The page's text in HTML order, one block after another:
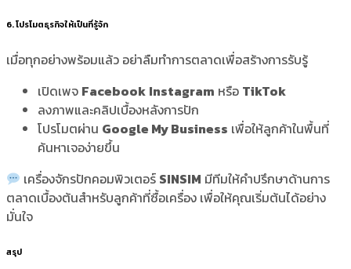
6. โปรโมตธุรกิจให้เป็นที่รู้จัก
เมื่อทุกอย่างพร้อมแล้ว อย่าลืมทำการตลาดเพื่อสร้างการรับรู้
เปิดเพจ Facebook Instagram หรือ TikTok
ลงภาพและคลิปเบื้องหลังการปัก
โปรโมตผ่าน Google My Business เพื่อให้ลูกค้าในพื้นที่
ค้นหาเจอง่ายขึ้น
เครื่องจักรปักคอมพิวเตอร์ SINSIM มีทีมให้คำปรึกษาด้านการ
ตลาดเบื้องต้นสำหรับลูกค้าที่ซื้อเครื่อง เพื่อให้คุณเริ่มต้นได้อย่าง
มั่นใจ
สรุป